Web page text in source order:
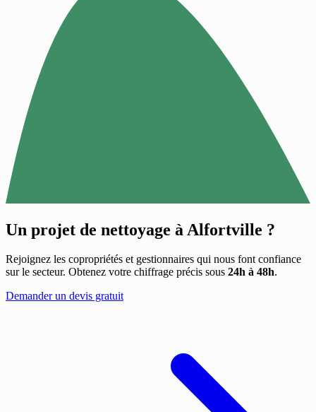
Un projet de nettoyage à Alfortville ?
Rejoignez les copropriétés et gestionnaires qui nous font confiance
sur le secteur. Obtenez votre chiffrage précis sous 24h à 48h.
Demander un devis gratuit